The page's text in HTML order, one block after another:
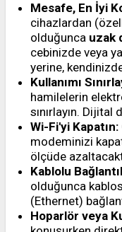
Mesafe, En İyi
cihazlardan
olduğunca uzak
cebinizde veya
yerine,
Kullanımı
hamilelerin
sınırlayın.
Wi-Fi'yi Kapatın:
modeminizi
ölçüde
Kablolu
olduğunca
(Ethernet)
Hoparlör veya